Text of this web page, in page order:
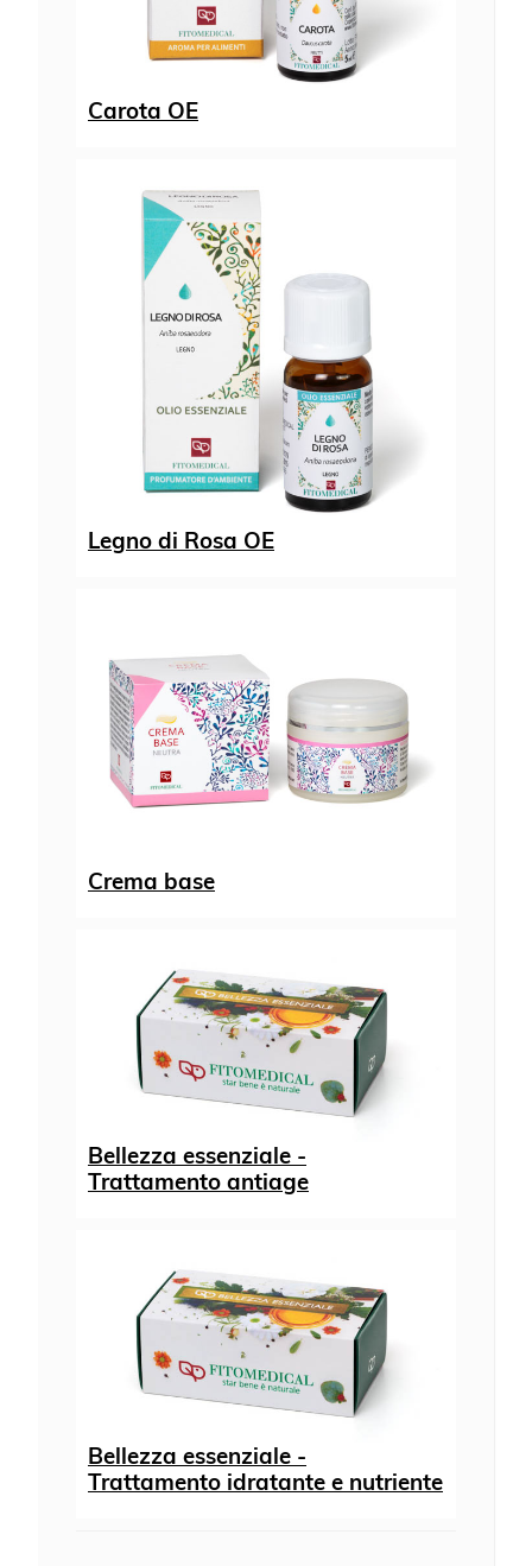
Carota OE
Legno di Rosa OE
Crema base
Bellezza essenziale -
Trattamento antiage
Bellezza essenziale -
Trattamento idratante e nutriente